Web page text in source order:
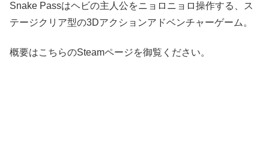
Snake Passはヘビの主人公をニョロニョロ操作する、ス
テージクリア型の3Dアクションアドベンチャーゲーム。
概要はこちらのSteamページを御覧ください。